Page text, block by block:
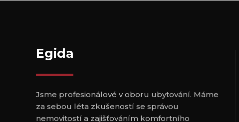
Egida
Jsme profesionálové v oboru ubytování. Máme
za sebou léta zkušeností se správou
nemovitostí a zajišťováním komfortního